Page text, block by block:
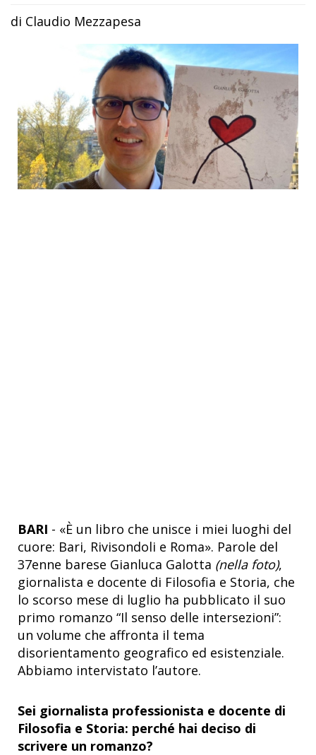
di Claudio Mezzapesa
BARI - «È un libro che unisce i miei luoghi del
cuore: Bari, Rivisondoli e Roma». Parole del
37enne barese Gianluca Galotta (nella foto),
giornalista e docente di Filosofia e Storia, che
lo scorso mese di luglio ha pubblicato il suo
primo romanzo “Il senso delle intersezioni”:
un volume che affronta il tema
disorientamento geografico ed esistenziale.
Abbiamo intervistato l’autore.
Sei giornalista professionista e docente di
Filosofia e Storia: perché hai deciso di
scrivere un romanzo?